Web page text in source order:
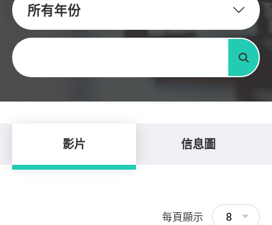
所有年份
關鍵字
搜尋
影片 信息圖
每頁顯示 8